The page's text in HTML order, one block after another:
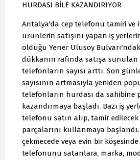
HURDASI BİLE KAZANDIRIYOR
Antalya'da cep telefonu tamiri ve
ürünlerin satışını yapan iş
olduğu Yener Ulusoy
dükkanın rafında satışa
telefonların sayısı arttı. Son
sayısının artmasıyla yeniden
telefonların hurdası da sahibine
kazandırmaya başladı. Bazı iş
telefonu satın alıp, tamir
parçalarını kullanmaya
çekmecede veya evin bir
telefonunu satanlara, marka,